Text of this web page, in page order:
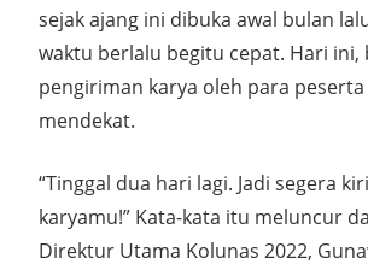
sejak ajang ini dibuka awal bulan
waktu berlalu begitu cepat. Hari ini,
pengiriman karya oleh para
mendekat.
“Tinggal dua hari lagi. Jadi segera
karyamu!” Kata-kata itu meluncur
Direktur Utama Kolunas 2022,